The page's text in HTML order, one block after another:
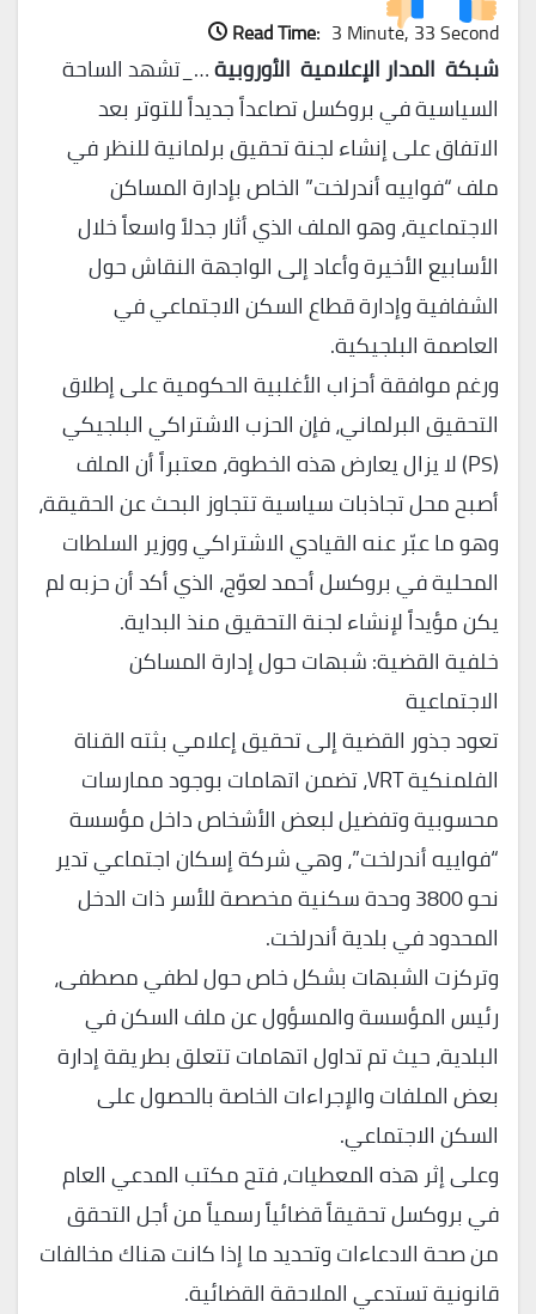
Read Time: 3 Minute, 33 Second
شبكة المدار الإعلامية الأوروبية…_تشهد الساحة
السياسية في بروكسل تصاعداً جديداً للتوتر بعد
الاتفاق على إنشاء لجنة تحقيق برلمانية للنظر في
ملف “فواييه أندرلخت” الخاص بإدارة المساكن
الاجتماعية، وهو الملف الذي أثار جدلاً واسعاً خلال
الأسابيع الأخيرة وأعاد إلى الواجهة النقاش حول
الشفافية وإدارة قطاع السكن الاجتماعي في
العاصمة البلجيكية.
ورغم موافقة أحزاب الأغلبية الحكومية على إطلاق
التحقيق البرلماني، فإن الحزب الاشتراكي البلجيكي
(PS) لا يزال يعارض هذه الخطوة، معتبراً أن الملف
أصبح محل تجاذبات سياسية تتجاوز البحث عن الحقيقة،
وهو ما عبّر عنه القيادي الاشتراكي ووزير السلطات
المحلية في بروكسل أحمد لعوّج، الذي أكد أن حزبه لم
يكن مؤيداً لإنشاء لجنة التحقيق منذ البداية.
خلفية القضية: شبهات حول إدارة المساكن
الاجتماعية
تعود جذور القضية إلى تحقيق إعلامي بثته القناة
الفلمنكية VRT، تضمن اتهامات بوجود ممارسات
محسوبية وتفضيل لبعض الأشخاص داخل مؤسسة
“فواييه أندرلخت”، وهي شركة إسكان اجتماعي تدير
نحو 3800 وحدة سكنية مخصصة للأسر ذات الدخل
المحدود في بلدية أندرلخت.
وتركزت الشبهات بشكل خاص حول لطفي مصطفى،
رئيس المؤسسة والمسؤول عن ملف السكن في
البلدية، حيث تم تداول اتهامات تتعلق بطريقة إدارة
بعض الملفات والإجراءات الخاصة بالحصول على
السكن الاجتماعي.
وعلى إثر هذه المعطيات، فتح مكتب المدعي العام
في بروكسل تحقيقاً قضائياً رسمياً من أجل التحقق
من صحة الادعاءات وتحديد ما إذا كانت هناك مخالفات
قانونية تستدعي الملاحقة القضائية.